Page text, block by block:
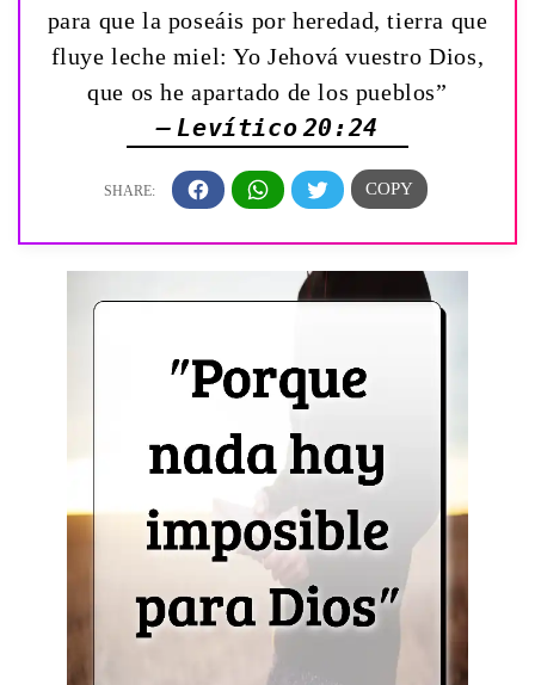
para que la poseáis por heredad, tierra que
fluye leche miel: Yo Jehová vuestro Dios,
que os he apartado de los pueblos”
— Levítico 20:24